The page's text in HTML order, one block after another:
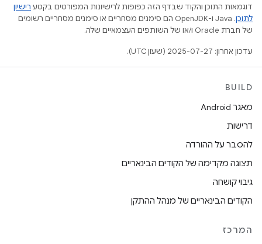
דוגמאות התוכן והקוד שבדף הזה כפופות לרישיונות המפורטים בקטע רישיון
לתוכן
.‏ Java ו-OpenJDK הם סימנים מסחריים או סימנים מסחריים רשומים
של חברת Oracle ו/או של השותפים העצמאיים שלה.
עדכון אחרון: 2025-07-27 (שעון UTC).
BUILD
מאגר Android
דרישות
להסבר על ההורדה
תצוגה מקדימה של הקודים הבינאריים
גיבוי קושחה
הקודים הבינאריים של מנהל ההתקן
המרכז